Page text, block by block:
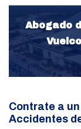
Abogado
Contrate a
Accidentes